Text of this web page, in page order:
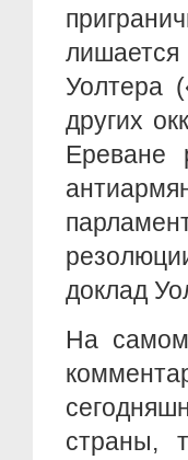
лишается
Уолтера
других
Ереване
доклад
На самом
страны,